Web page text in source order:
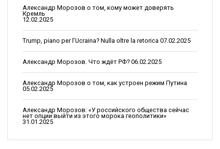
м
Александр Морозов о том, кому может доверять
Кремль
12.02.2025
Trump, piano per l’Ucraina? Nulla oltre la retorica 07.02.2025
Александр Морозов. Что ждёт РФ? 06.02.2025
Александр Морозов о том, как устроен режим Путина
05.02.2025
Александр Морозов: «У российского общества сейчас
нет опции выйти из этого морока геополитики»
31.01.2025